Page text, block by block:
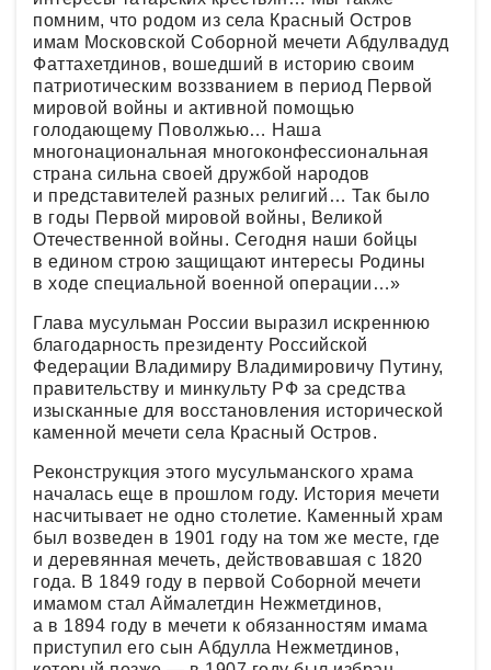
помним, что родом из села Красный Остров
имам Московской Соборной мечети Абдулвадуд
Фаттахетдинов, вошедший в историю своим
патриотическим воззванием в период Первой
мировой войны и активной помощью
голодающему Поволжью… Наша
многонациональная многоконфессиональная
страна сильна своей дружбой народов
и представителей разных религий… Так было
в годы Первой мировой войны, Великой
Отечественной войны. Сегодня наши бойцы
в едином строю защищают интересы Родины
в ходе специальной военной операции…»
Глава мусульман России выразил искреннюю
благодарность президенту Российской
Федерации Владимиру Владимировичу Путину,
правительству и минкульту РФ за средства
изысканные для восстановления исторической
каменной мечети села Красный Остров.
Реконструкция этого мусульманского храма
началась еще в прошлом году. История мечети
насчитывает не одно столетие. Каменный храм
был возведен в 1901 году на том же месте, где
и деревянная мечеть, действовавшая с 1820
года. В 1849 году в первой Соборной мечети
имамом стал Аймалетдин Нежметдинов,
а в 1894 году в мечети к обязанностям имама
приступил его сын Абдулла Нежметдинов,